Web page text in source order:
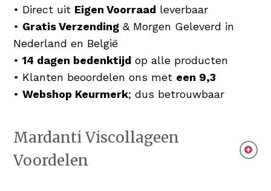
• Direct uit Eigen Voorraad leverbaar
• Gratis Verzending & Morgen Geleverd in
Nederland en België
•14 dagen bedenktijd op alle producten
• Klanten beoordelen ons met een 9,3
•Webshop Keurmerk; dus betrouwbaar
Mardanti Viscollageen
Voordelen